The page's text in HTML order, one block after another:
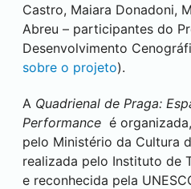
Castro, Maiara Donadoni,
Abreu – participantes do
Desenvolvimento
sobre o projeto).
A Quadrienal de Praga:
Performance é
pelo Ministério da Cultura
realizada pelo Instituto de
e reconhecida pela